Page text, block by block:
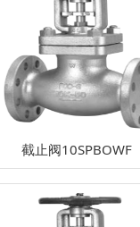
截止阀10SPBOWF